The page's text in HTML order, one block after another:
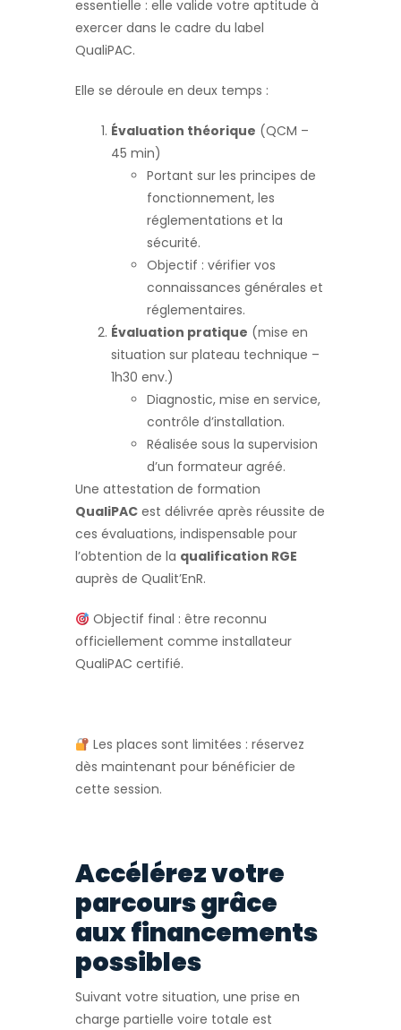
essentielle : elle valide votre aptitude à
exercer dans le cadre du label
QualiPAC.
Elle se déroule en deux temps :
Évaluation théorique (QCM –
45 min)
Portant sur les principes de
fonctionnement, les
réglementations et la
sécurité.
Objectif : vérifier vos
connaissances générales et
réglementaires.
Évaluation pratique (mise en
situation sur plateau technique –
1h30 env.)
Diagnostic, mise en service,
contrôle d’installation.
Réalisée sous la supervision
d’un formateur agréé.
Une attestation de formation
QualiPAC est délivrée après réussite de
ces évaluations, indispensable pour
l’obtention de la qualification RGE
auprès de Qualit’EnR.
Objectif final : être reconnu
officiellement comme installateur
QualiPAC certifié.
Les places sont limitées : réservez
dès maintenant pour bénéficier de
cette session.
Accélérez votre
parcours grâce
aux financements
possibles
Suivant votre situation, une prise en
charge partielle voire totale est